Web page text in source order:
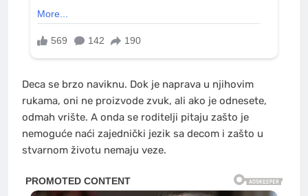
Deca se brzo naviknu. Dok je naprava u njihovim
rukama, oni ne proizvode zvuk, ali ako je odnesete,
odmah vrište. A onda se roditelji pitaju zašto je
nemoguće naći zajednički jezik sa decom i zašto u
stvarnom životu nemaju veze.